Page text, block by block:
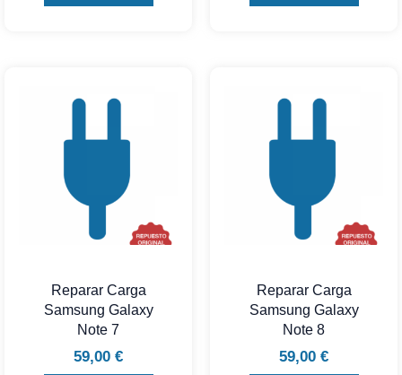
Reparar Carga
Samsung Galaxy
Note 7
59,00 €
Reparar Carga
Samsung Galaxy
Note 8
59,00 €